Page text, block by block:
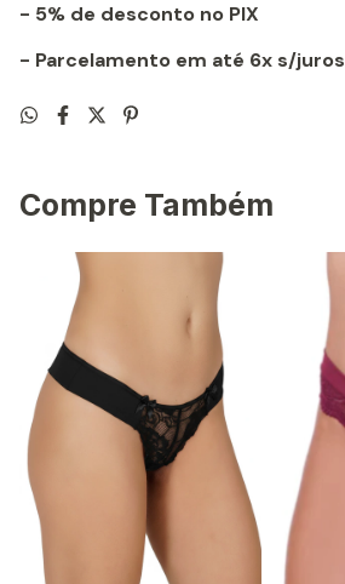
- 5% de desconto no PIX
- Parcelamento em até 6x s/juros
Compre Também